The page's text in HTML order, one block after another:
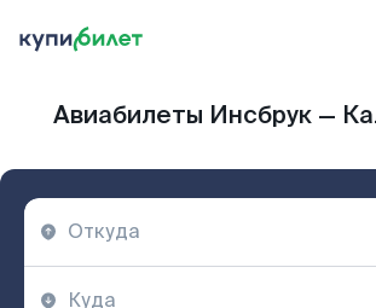
Авиабилеты Инсбрук —